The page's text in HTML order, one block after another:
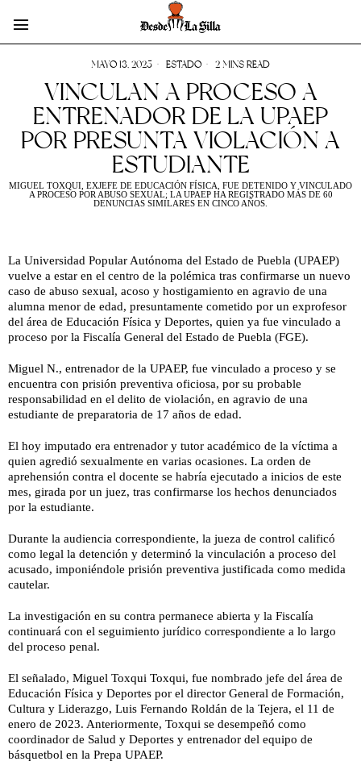
MAYO 13, 2025 ESTADO 2 MINS READ
VINCULAN A PROCESO A
ENTRENADOR DE LA UPAEP
POR PRESUNTA VIOLACIÓN A
ESTUDIANTE
MIGUEL TOXQUI, EXJEFE DE EDUCACIÓN FÍSICA, FUE DETENIDO Y VINCULADO
A PROCESO POR ABUSO SEXUAL; LA UPAEP HA REGISTRADO MÁS DE 60
DENUNCIAS SIMILARES EN CINCO AÑOS.
La Universidad Popular Autónoma del Estado de Puebla (UPAEP)
vuelve a estar en el centro de la polémica tras confirmarse un nuevo
caso de abuso sexual, acoso y hostigamiento en agravio de una
alumna menor de edad, presuntamente cometido por un exprofesor
del área de Educación Física y Deportes, quien ya fue vinculado a
proceso por la Fiscalía General del Estado de Puebla (FGE).
Miguel N., entrenador de la UPAEP, fue vinculado a proceso y se
encuentra con prisión preventiva oficiosa, por su probable
responsabilidad en el delito de violación, en agravio de una
estudiante de preparatoria de 17 años de edad.
El hoy imputado era entrenador y tutor académico de la víctima a
quien agredió sexualmente en varias ocasiones. La orden de
aprehensión contra el docente se habría ejecutado a inicios de este
mes, girada por un juez, tras confirmarse los hechos denunciados
por la estudiante.
Durante la audiencia correspondiente, la jueza de control calificó
como legal la detención y determinó la vinculación a proceso del
acusado, imponiéndole prisión preventiva justificada como medida
cautelar.
La investigación en su contra permanece abierta y la Fiscalía
continuará con el seguimiento jurídico correspondiente a lo largo
del proceso penal.
El señalado, Miguel Toxqui Toxqui, fue nombrado jefe del área de
Educación Física y Deportes por el director General de Formación,
Cultura y Liderazgo, Luis Fernando Roldán de la Tejera, el 11 de
enero de 2023. Anteriormente, Toxqui se desempeñó como
coordinador de Salud y Deportes y entrenador del equipo de
básquetbol en la Prepa UPAEP.